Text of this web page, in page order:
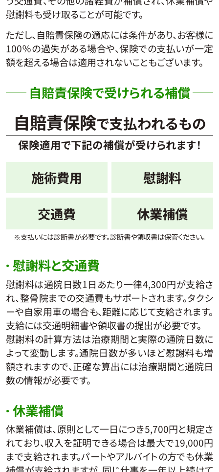
慰謝料も受け取ることが可能です。
ただし、自賠責保険の適応には条件があり、お客様に
100％の過失がある場合や、保険での支払いが一定
額を超える場合は適用されないこともございます。
自賠責保険で受けられる補償
自賠責保険で支払われるもの
保険適用で下記の補償が受けられます！
施術費用
慰謝料
交通費
休業補償
※支払いには診断書が必要です。診断書や領収書は保管ください。
慰謝料と交通費
慰謝料は通院日数1日あたり一律4,300円が支給さ
れ、整骨院までの交通費もサポートされます。タクシ
ーや自家用車の場合も、距離に応じて支給されます。
支給には交通明細書や領収書の提出が必要です。
慰謝料の計算方法は治療期間と実際の通院日数に
よって変動します。通院日数が多いほど慰謝料も増
額されますので、正確な算出には治療期間と通院日
数の情報が必要です。
休業補償
休業補償は、原則として一日につき5,700円と規定さ
れており、収入を証明できる場合は最大で19,000円
まで支給されます。パートやアルバイトの方でも休業